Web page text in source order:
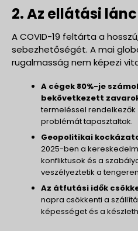
2. Az ellátási
A COVID-19 feltárta a
sebezhetőségét. A mai
rugalmasság nem képezi
A cégek 80%-je
bekövetkezett
termeléssel
problémát tapasztaltak.
Geopolitikai
2025-ben a
konfliktusok és a
veszélyeztetik a
Az átfutási idők
napra csökkenti a
képességet és a